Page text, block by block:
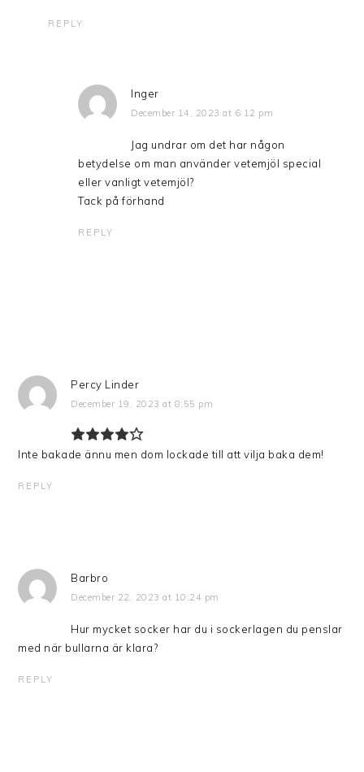
REPLY
Inger
December 14, 2023 at 6:12 pm
Jag undrar om det har någon
betydelse om man använder vetemjöl special
eller vanligt vetemjöl?
Tack på förhand
REPLY
Percy Linder
December 19, 2023 at 8:55 pm
Inte bakade ännu men dom lockade till att vilja baka dem!
REPLY
Barbro
December 22, 2023 at 10:24 pm
Hur mycket socker har du i sockerlagen du penslar
med när bullarna är klara?
REPLY